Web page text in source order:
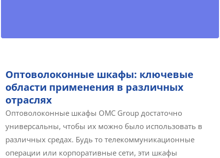
Оптоволоконные шкафы: ключевые
области применения в различных
отраслях
Оптоволоконные шкафы OMC Group достаточно
универсальны, чтобы их можно было использовать в
различных средах. Будь то телекоммуникационные
операции или корпоративные сети, эти шкафы